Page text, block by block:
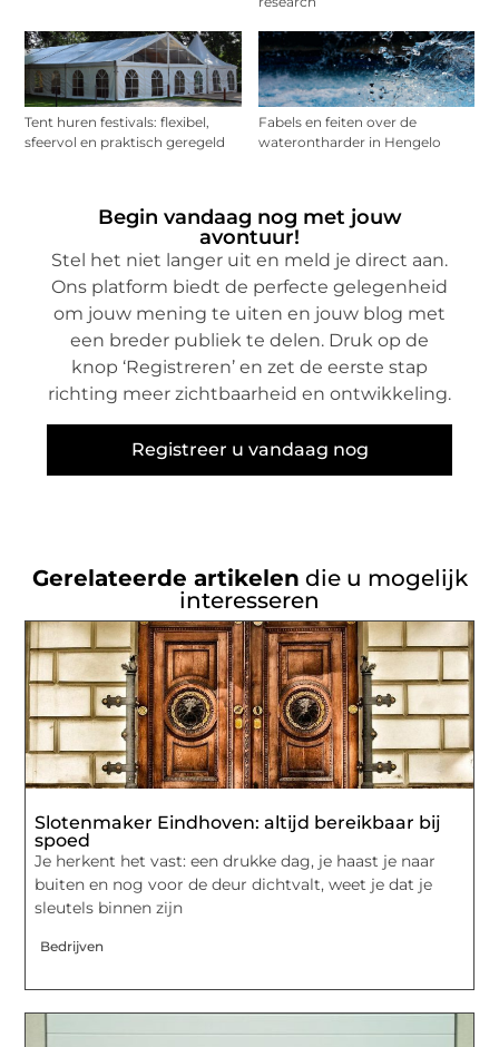
Tent huren festivals: flexibel,
sfeervol en praktisch geregeld
Fabels en feiten over de
waterontharder in Hengelo
Begin vandaag nog met jouw
avontuur!
Stel het niet langer uit en meld je direct aan.
Ons platform biedt de perfecte gelegenheid
om jouw mening te uiten en jouw blog met
een breder publiek te delen. Druk op de
knop ‘Registreren’ en zet de eerste stap
richting meer zichtbaarheid en ontwikkeling.
Registreer u vandaag nog
Gerelateerde artikelen die u mogelijk
interesseren
Slotenmaker Eindhoven: altijd bereikbaar bij
spoed
Je herkent het vast: een drukke dag, je haast je naar
buiten en nog voor de deur dichtvalt, weet je dat je
sleutels binnen zijn
Bedrijven